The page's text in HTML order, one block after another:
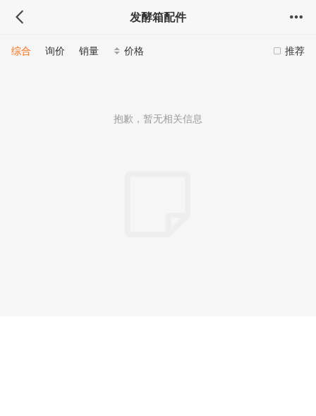
发酵箱配件
推荐
综合 询价 销量 价格
抱歉，暂无相关信息